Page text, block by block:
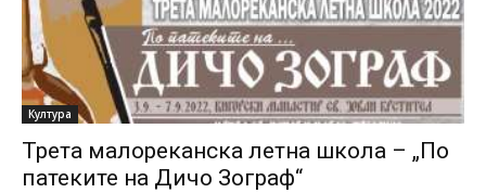
Култура
Трета малореканска летна школа – „По
патеките на Дичо Зограф“